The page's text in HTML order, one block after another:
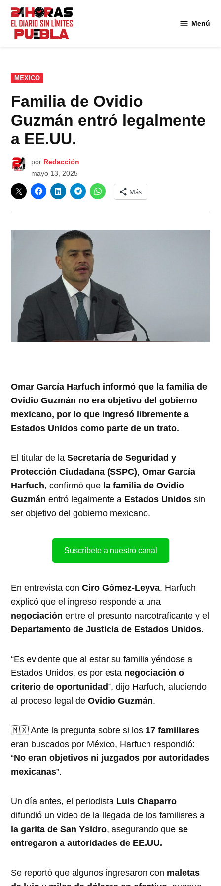
Saltar
contenido
Menú
PUBLICADO
EN
MEXICO
Familia de Ovidio
Guzmán entró legalmente
a EE.UU.
por Redacción
mayo 13, 2025
Más
Omar García Harfuch informó que la familia de
Ovidio Guzmán no era objetivo del gobierno
mexicano, por lo que ingresó libremente a
Estados Unidos como parte de un trato.
El titular de laSecretaría de Seguridad y
Protección Ciudadana (SSPC),Omar García
Harfuch, confirmó que la familia de Ovidio
Guzmán entró legalmente a Estados Unidos sin
ser objetivo del gobierno mexicano.
Suscríbete a nuestro canal
En entrevista conCiro Gómez-Leyva, Harfuch
explicó que el ingreso responde a una
negociación entre el presunto narcotraficante y el
Departamento de Justicia de Estados Unidos.
“Es evidente que al estar su familia yéndose a
Estados Unidos, es por esta negociación o
criterio de oportunidad”, dijo Harfuch, aludiendo
al proceso legal deOvidio Guzmán.
🇲🇽 Ante la pregunta sobre si los 17 familiares
eran buscados por México, Harfuch respondió:
“No eran objetivos ni juzgados por autoridades
mexicanas”.
Un día antes, el periodista Luis Chaparro
difundió un video de la llegada de los familiares a
la garita de San Ysidro, asegurando quese
entregaron a autoridades de EE.UU.
Se reportó que algunos ingresaron con maletas